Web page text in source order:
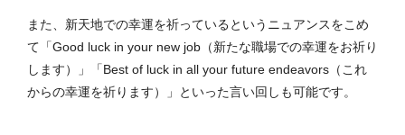
また、新天地での幸運を祈っているというニュアンスをこめ
て「Good luck in your new job（新たな職場での幸運をお祈り
します）」「Best of luck in all your future endeavors（これ
からの幸運を祈ります）」といった言い回しも可能です。